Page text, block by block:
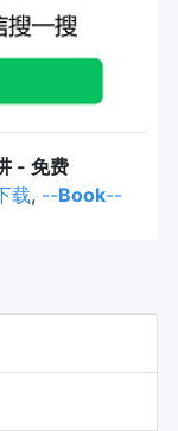
- 免费
载, --Book--